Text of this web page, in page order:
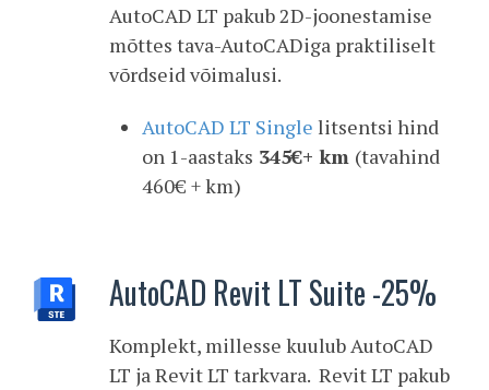
AutoCAD LT pakub 2D-joonestamise
mõttes tava-AutoCADiga praktiliselt
võrdseid võimalusi.
AutoCAD LT Single litsentsi hind
on 1-aastaks 345€+ km (tavahind
460€ + km)
AutoCAD Revit LT Suite -25%
Komplekt, millesse kuulub AutoCAD
LT ja Revit LT tarkvara. Revit LT pakub